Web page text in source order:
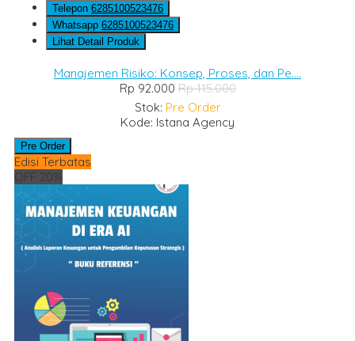
Telepon 6285100523476
Whatsapp 6285100523476
Lihat Detail Produk
Manajemen Risiko: Konsep, Proses, dan Pe....
Rp 92.000Rp 115.000
Stok: Pre Order
Kode: Istana Agency
Pre Order
Edisi Terbatas
OFF 20%